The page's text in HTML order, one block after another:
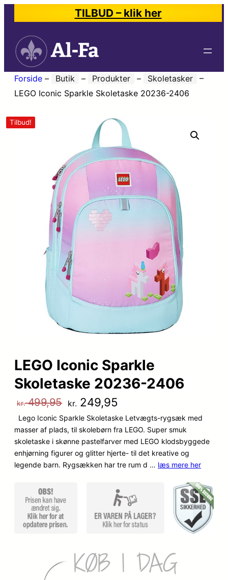
TILBUD – klik her
Forside – Butik – Produkter – Skoletasker
–
LEGO Iconic Sparkle Skoletaske 20236-2406
Tilbud!
LEGO Iconic Sparkle
Skoletaske 20236-2406
kr.499,95 D
e
n
o
kr. 249,95
e
n
a
t
u
Lego Iconic Sparkle Skoletaske Letvægts-rygsæk med
masser af plads, til skolebørn fra LEGO. Super smuk
skoletaske i skønne pastelfarver med LEGO klodsbyggede
enhjørning figurer og glitter hjerte- til det kreative og
legende barn. Rygsækken har tre rum d … læs mere her